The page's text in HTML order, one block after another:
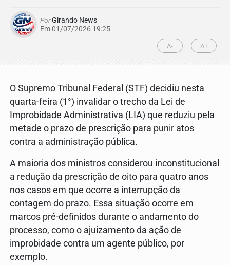
PorGirando News
Em 01/07/2026 19:25
A- A+
O Supremo Tribunal Federal (STF) decidiu nesta
quarta-feira (1°) invalidar o trecho da Lei de
Improbidade Administrativa (LIA) que reduziu pela
metade o prazo de prescrição para punir atos
contra a administração pública.
A maioria dos ministros considerou inconstitucional
a redução da prescrição de oito para quatro anos
nos casos em que ocorre a interrupção da
contagem do prazo. Essa situação ocorre em
marcos pré-definidos durante o andamento do
processo, como o ajuizamento da ação de
improbidade contra um agente público, por
exemplo.